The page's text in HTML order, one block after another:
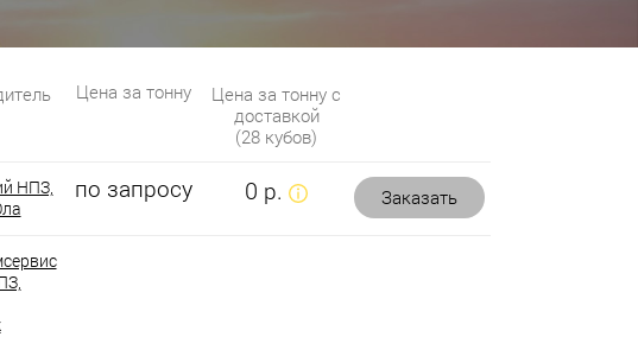
Цена за тонну
Цена за тонну с
доставкой
(28 кубов)
НПЗ,
по запросу 0 р. Заказать